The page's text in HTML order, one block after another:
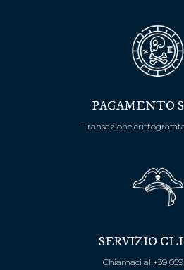
PAGAMENTO
Transazione crittografata
SERVIZIO
Chiamaci al +39